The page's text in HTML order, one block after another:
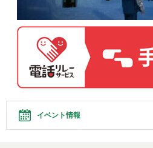
イベント情報